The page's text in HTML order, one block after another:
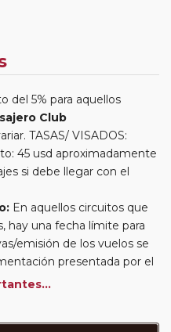
del 5% para aquellos
Club
TASAS/ VISADOS:
45 usd aproximadamente
si debe llegar con el
En aquellos circuitos que
hay una fecha límite para
emisión de los vuelos se
presentada por el
Una vez realizada la